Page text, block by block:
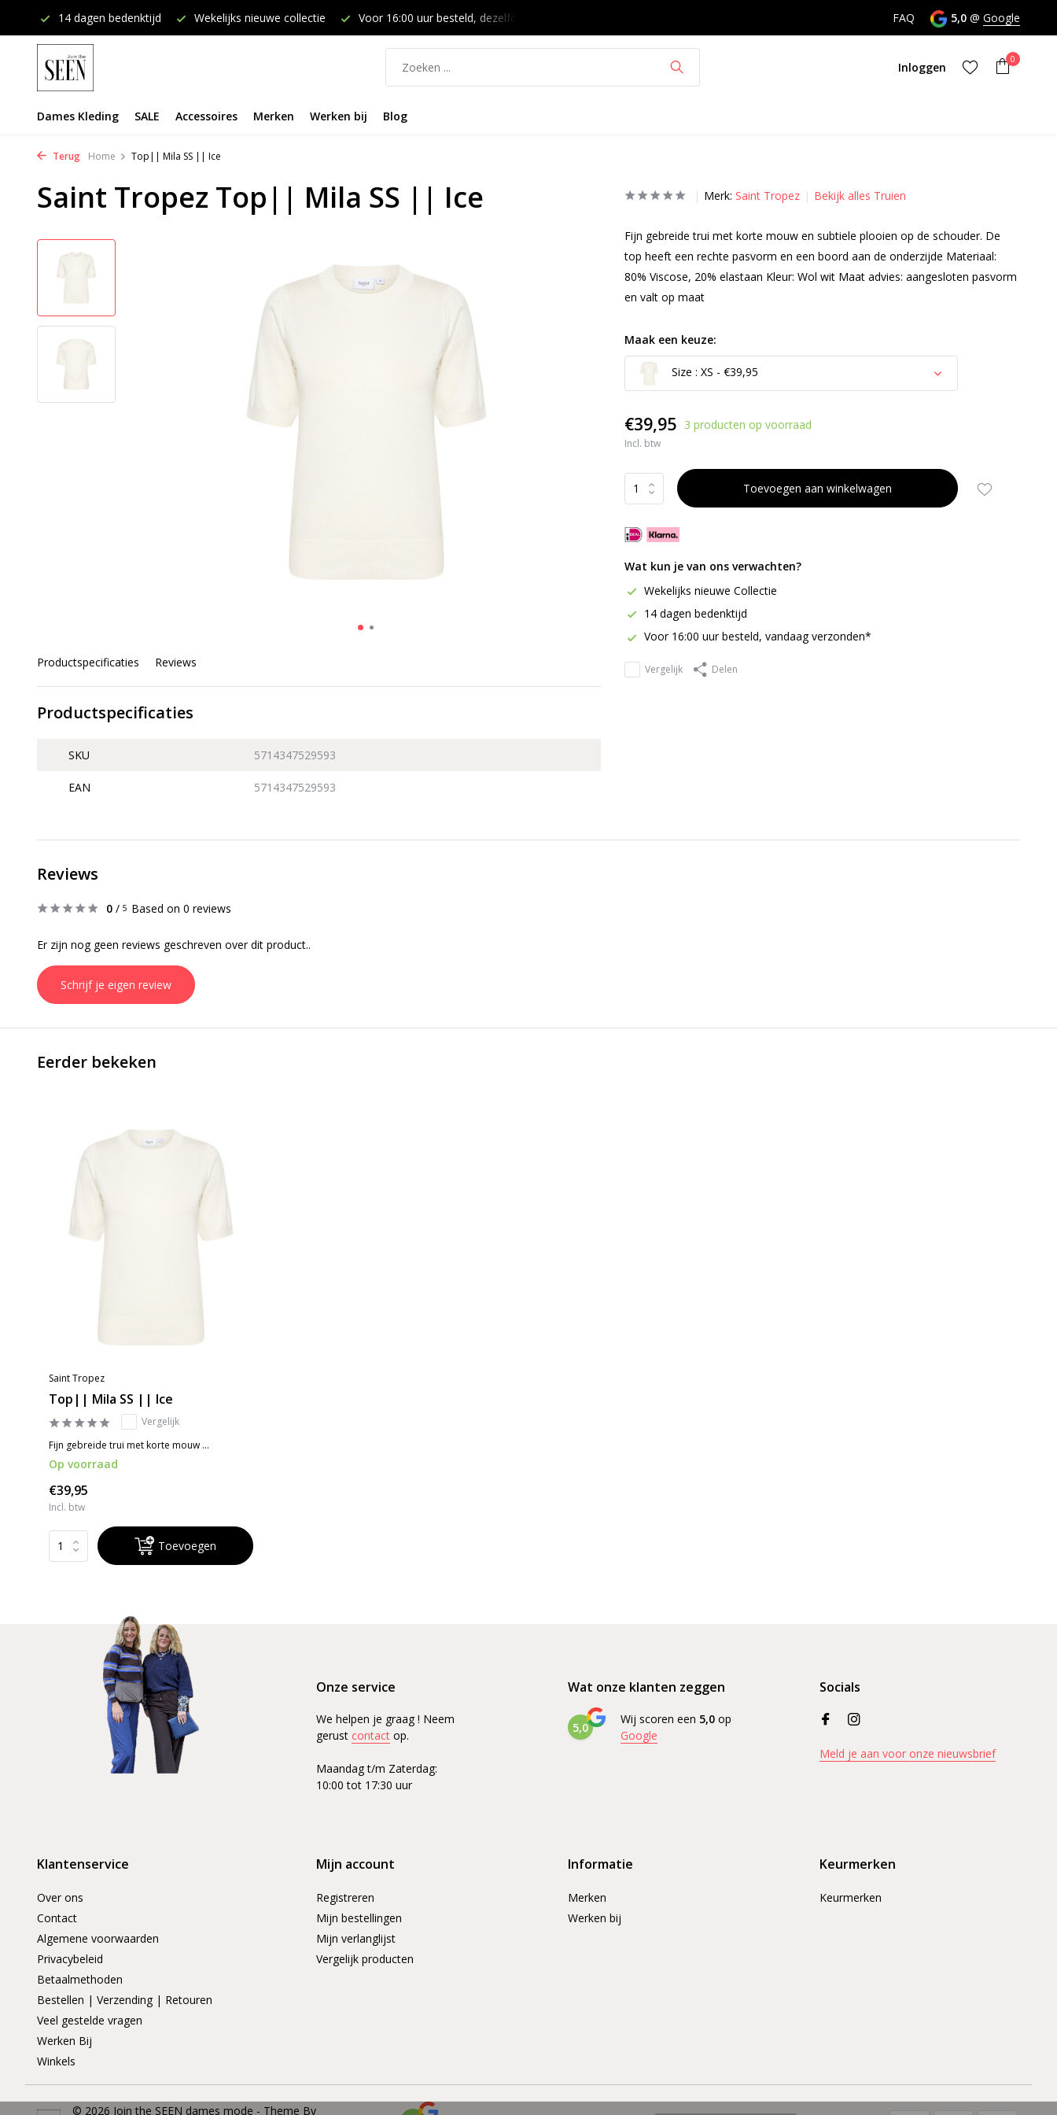
14 dagen bedenktijd Wekelijks nieuwe collectie Voor 16:00 uur besteld, dezelfde dag verzonden FAQ 5,0 @ Google
Inloggen
Account aanmaken
0
Dames Kleding SALE Accessoires Merken Werken bij Blog
Terug Home Top|| Mila SS || Ice
Saint Tropez Top|| Mila SS || Ice
Productspecificaties Reviews
Productspecificaties
SKU 5714347529593
EAN 5714347529593
Merk: Saint Tropez Bekijk alles Truien
Fijn gebreide trui met korte mouw en subtiele plooien op de schouder. De
top heeft een rechte pasvorm en een boord aan de onderzijde Materiaal:
80% Viscose, 20% elastaan Kleur: Wol wit Maat advies: aangesloten pasvorm
en valt op maat
Maak een keuze:
Size : XS - €39,95
€39,95 3 producten op voorraad
Incl. btw
Toevoegen aan winkelwagen
Wat kun je van ons verwachten?
Wekelijks nieuwe Collectie
14 dagen bedenktijd
Voor 16:00 uur besteld, vandaag verzonden*
Vergelijk Delen
Reviews
0 / 5 Based on 0 reviews
Er zijn nog geen reviews geschreven over dit product..
Schrijf je eigen review
Eerder bekeken
Saint Tropez
Top|| Mila SS || Ice
Vergelijk
Fijn gebreide trui met korte mouw ...
Op voorraad
€39,95
Incl. btw
Toevoegen
Onze service
We helpen je graag ! Neem
gerust contact op.
Maandag t/m Zaterdag:
10:00 tot 17:30 uur
Wat onze klanten zeggen
5,0
Wij scoren een 5,0 op
Google
Socials
Meld je aan voor onze nieuwsbrief
Klantenservice
Over ons
Contact
Algemene voorwaarden
Privacybeleid
Betaalmethoden
Bestellen | Verzending | Retouren
Veel gestelde vragen
Werken Bij
Winkels
Mijn account
Registreren
Mijn bestellingen
Mijn verlanglijst
Vergelijk producten
Informatie
Merken
Werken bij
Keurmerken
Keurmerken
© 2026 Join the SEEN dames mode - Theme By